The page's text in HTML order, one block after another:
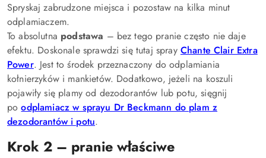
Spryskaj zabrudzone miejsca i pozostaw na kilka minut
odplamiaczem.
To absolutna podstawa – bez tego pranie często nie daje
efektu. Doskonale sprawdzi się tutaj spray Chante Clair Extra
Power. Jest to środek przeznaczony do odplamiania
kołnierzyków i mankietów. Dodatkowo, jeżeli na koszuli
pojawiły się plamy od dezodorantów lub potu, sięgnij
poodplamiacz w sprayu Dr Beckmann do plam z
dezodorantów i potu.
Krok 2 – pranie właściwe